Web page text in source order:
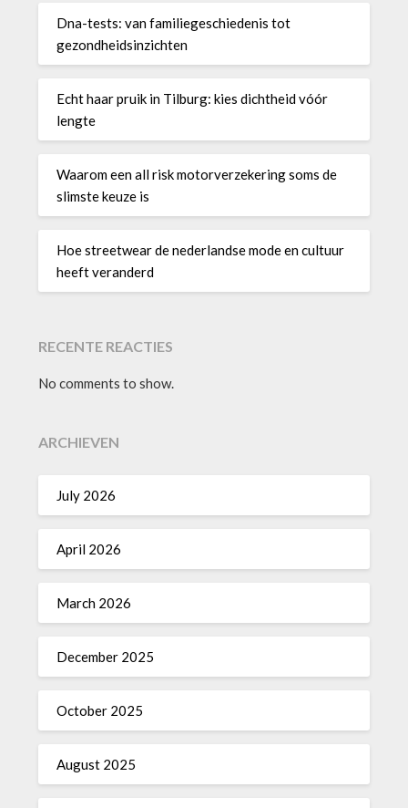
Dna-tests: van familiegeschiedenis tot
gezondheidsinzichten
Echt haar pruik in Tilburg: kies dichtheid vóór
lengte
Waarom een all risk motorverzekering soms de
slimste keuze is
Hoe streetwear de nederlandse mode en cultuur
heeft veranderd
RECENTE REACTIES
No comments to show.
ARCHIEVEN
July 2026
April 2026
March 2026
December 2025
October 2025
August 2025